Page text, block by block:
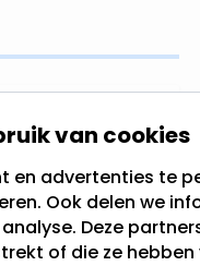
van 100% FSC
sierlijkerood
van cookies
en advertenties te
Ook delen we
Deze
of die ze